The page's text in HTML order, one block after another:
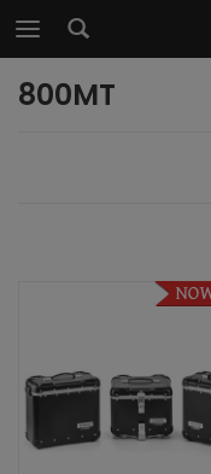
800MT